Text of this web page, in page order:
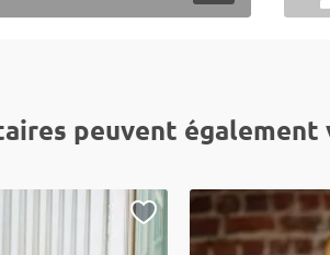
peuvent également